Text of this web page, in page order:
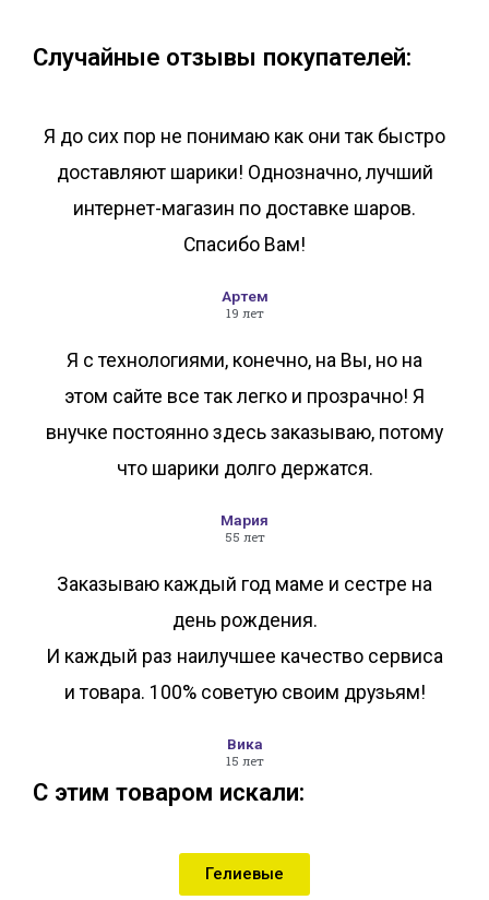
Случайные отзывы покупателей:
Я до сих пор не понимаю как они так быстро
доставляют шарики! Однозначно, лучший
интернет-магазин по доставке шаров.
Спасибо Вам!
Артем
19 лет
Я с технологиями, конечно, на Вы, но на
этом сайте все так легко и прозрачно! Я
внучке постоянно здесь заказываю, потому
что шарики долго держатся.
Мария
55 лет
Заказываю каждый год маме и сестре на
день рождения.
И каждый раз наилучшее качество сервиса
и товара. 100% советую своим друзьям!
Вика
15 лет
С этим товаром искали:
Гелиевые